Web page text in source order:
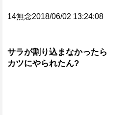
14無念2018/06/02 13:24:08
サラが割り込まなかったら
カツにやられたん?